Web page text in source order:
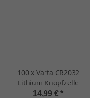
100 x Varta CR2032
Lithium Knopfzelle
14,99 € *